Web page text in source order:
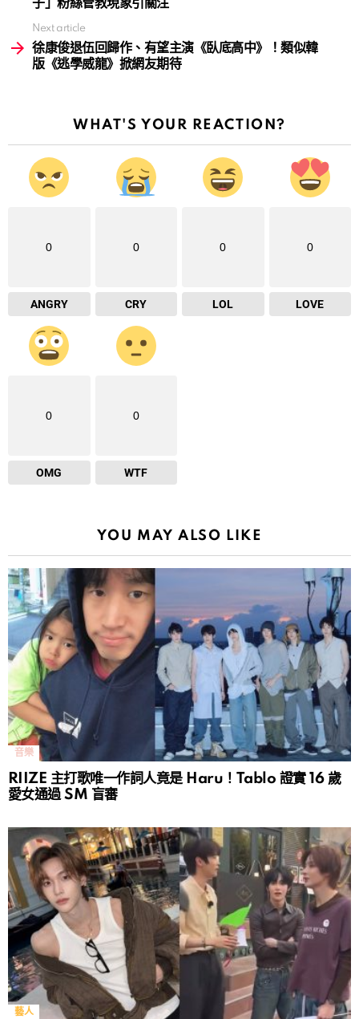
子」粉絲管教現象引關注
Next article
徐康俊退伍回歸作、有望主演《臥底高中》！類似韓
版《逃學威龍》掀網友期待
WHAT'S YOUR REACTION?
0
ANGRY
0
CRY
0
LOL
0
LOVE
0
OMG
0
WTF
YOU MAY ALSO LIKE
音樂
RIIZE 主打歌唯一作詞人竟是 Haru！Tablo 證實 16 歲
愛女通過 SM 盲審
藝人